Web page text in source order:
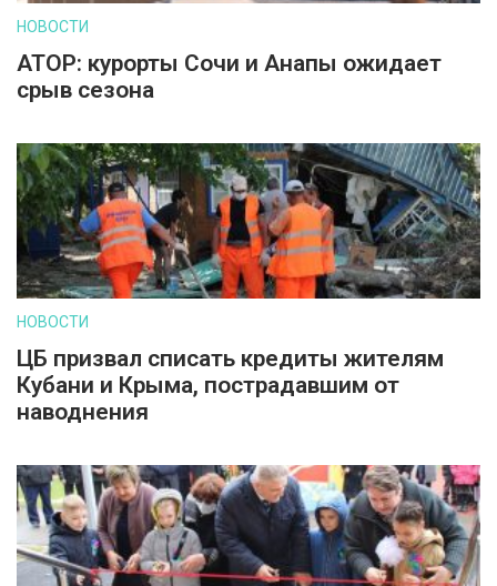
НОВОСТИ
АТОР: курорты Сочи и Анапы ожидает
срыв сезона
НОВОСТИ
ЦБ призвал списать кредиты жителям
Кубани и Крыма, пострадавшим от
наводнения